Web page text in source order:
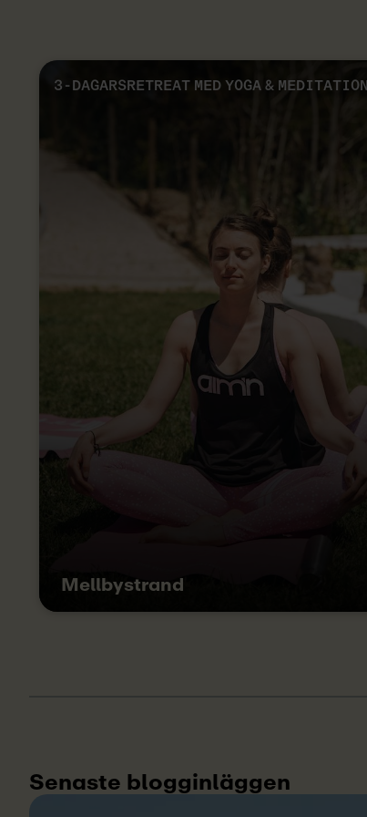
3-DAGARSRETREAT MED YOGA & MEDITATION
Mellbystrand
Senaste blogginläggen